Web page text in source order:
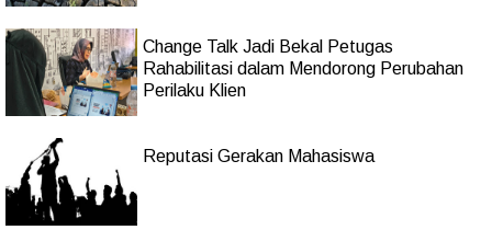
Change Talk Jadi Bekal Petugas
Rahabilitasi dalam Mendorong Perubahan
Perilaku Klien
Reputasi Gerakan Mahasiswa